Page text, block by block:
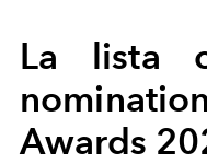
La lista
Awards